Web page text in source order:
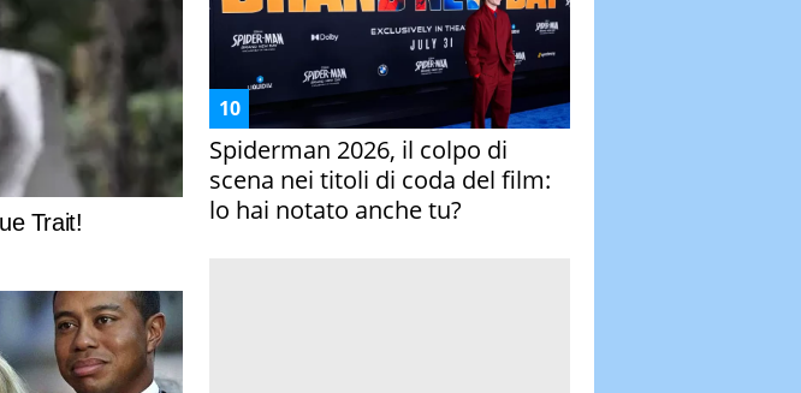
Spiderman 2026, il colpo di
scena nei titoli di coda del film:
lo hai notato anche tu?